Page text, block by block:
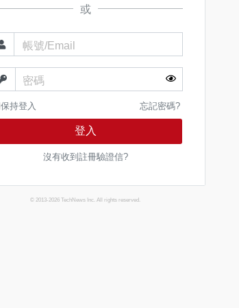
或
帳號/Email
密碼
保持登入 忘記密碼?
登入
沒有收到註冊驗證信?
© 2013-2026 TechNews Inc. All rights reserved.